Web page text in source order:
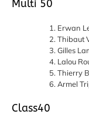
Multi 50
Erwan
Thibaut
Gilles
Lalou
Thierry
Armel
Class40